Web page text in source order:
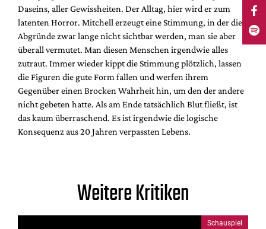
Daseins, aller Gewissheiten. Der Alltag, hier wird er zum
latenten Horror. Mitchell erzeugt eine Stimmung, in der die
Abgründe zwar lange nicht sichtbar werden, man sie aber
überall vermutet. Man diesen Menschen irgendwie alles
zutraut. Immer wieder kippt die Stimmung plötzlich, lassen
die Figuren die gute Form fallen und werfen ihrem
Gegenüber einen Brocken Wahrheit hin, um den der andere
nicht gebeten hatte. Als am Ende tatsächlich Blut fließt, ist
das kaum überraschend. Es ist irgendwie die logische
Konsequenz aus 20 Jahren verpassten Lebens.
Weitere Kritiken
Schauspiel